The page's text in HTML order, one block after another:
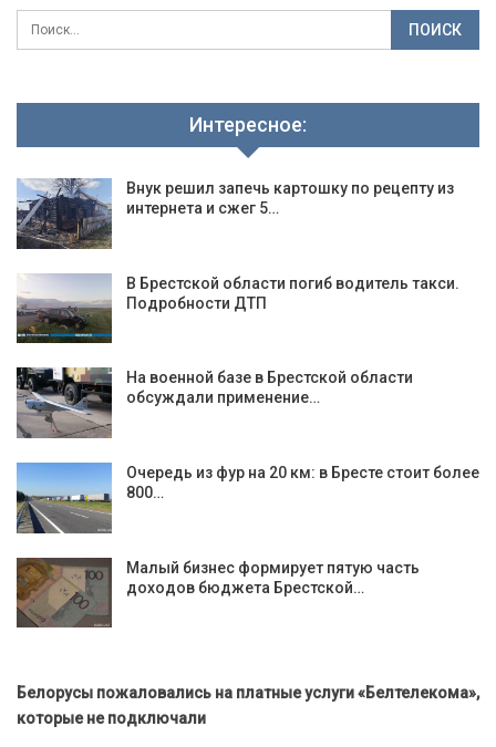
Интересное:
Внук решил запечь картошку по рецепту из
интернета и сжег 5…
В Брестской области погиб водитель такси.
Подробности ДТП
На военной базе в Брестской области
обсуждали применение…
Очередь из фур на 20 км: в Бресте стоит более
800…
Малый бизнес формирует пятую часть
доходов бюджета Брестской…
Белорусы пожаловались на платные услуги «Белтелекома»,
которые не подключали